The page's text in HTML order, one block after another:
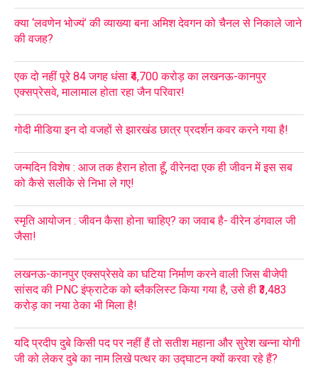
क्या ‘लवणेन भोज्यं’ की व्याख्या बना अमिश देवगन को चैनल से निकाले जाने
की वजह?
एक दो नहीं पूरे 84 जगह धंसा ₹4,700 करोड़ का लखनऊ-कानपुर
एक्सप्रेसवे, मालामाल होता रहा जैन परिवार!
गोदी मीडिया इन दो वजहों से झारखंड छात्र प्रदर्शन कवर करने गया है!
जन्मदिन विशेष : आज तक हैरान होता हूँ, वीरेनदा एक ही जीवन में इस सब
को कैसे सलीके से निभा ले गए!
स्मृति आयोजन : जीवन कैसा होना चाहिए? का जवाब है- वीरेन डंगवाल जी
जैसा!
लखनऊ-कानपुर एक्सप्रेसवे का घटिया निर्माण करने वाली जिस बीजेपी
सांसद की PNC इंफ्राटेक को ब्लैकलिस्ट किया गया है, उसे ही ₹3,483
करोड़ का नया ठेका भी मिला है!
यदि प्रदीप दुबे किसी पद पर नहीं हैं तो सतीश महाना और सुरेश खन्ना योगी
जी को लेकर दुबे का नाम लिखे पत्थर का उद्घाटन क्यों करवा रहे हैं?